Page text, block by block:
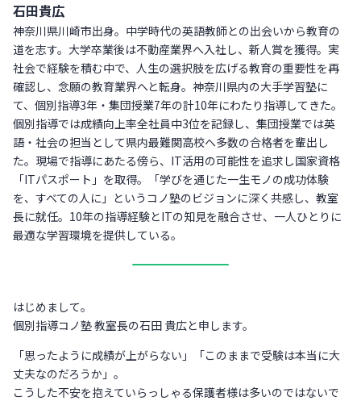
石田貴広
神奈川県川崎市出身。中学時代の英語教師との出会いから教育の
道を志す。大学卒業後は不動産業界へ入社し、新人賞を獲得。実
社会で経験を積む中で、人生の選択肢を広げる教育の重要性を再
確認し、念願の教育業界へと転身。神奈川県内の大手学習塾に
て、個別指導3年・集団授業7年の計10年にわたり指導してきた。
個別指導では成績向上率全社員中3位を記録し、集団授業では英
語・社会の担当として県内最難関高校へ多数の合格者を輩出し
た。現場で指導にあたる傍ら、IT活用の可能性を追求し国家資格
「ITパスポート」を取得。「学びを通じた一生モノの成功体験
を、すべての人に」というコノ塾のビジョンに深く共感し、教室
長に就任。10年の指導経験とITの知見を融合させ、一人ひとりに
最適な学習環境を提供している。
はじめまして。
個別指導コノ塾 教室長の石田 貴広と申します。
「思ったように成績が上がらない」「このままで受験は本当に大
丈夫なのだろうか」。
こうした不安を抱えていらっしゃる保護者様は多いのではないで